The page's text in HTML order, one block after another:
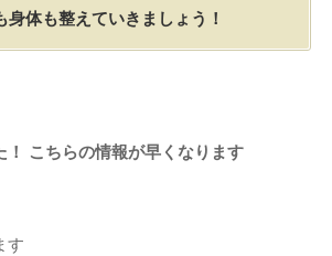
身体も整えていきましょう！
！ こちらの情報が早くなります
す